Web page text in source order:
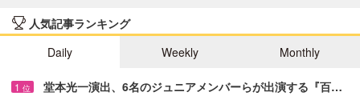
人気記事ランキング
Daily
Weekly Monthly
1 位 堂本光一演出、6名のジュニアメンバーらが出演する『百…